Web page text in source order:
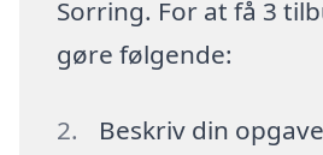
Sorring. For at få 3
gøre følgende:
Beskriv din